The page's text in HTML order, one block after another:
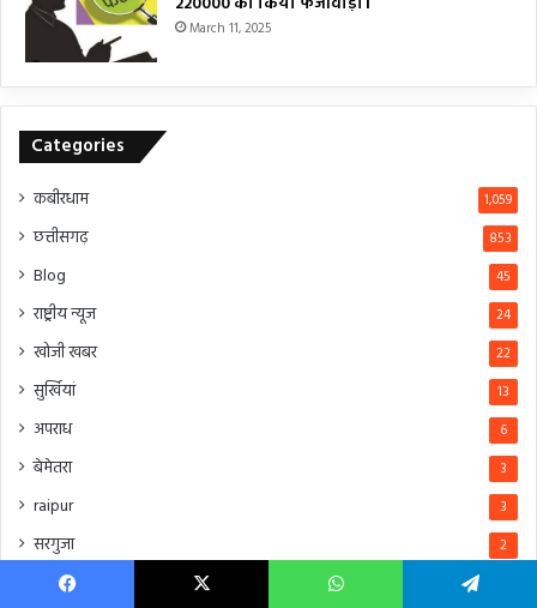
March 11, 2025
Categories
कबीरधाम 1,059
छत्तीसगढ़ 853
Blog 45
राष्ट्रीय न्यूज 24
खोजी खबर 22
सुर्खियां 13
अपराध 6
बेमेतरा 3
raipur 3
सरगुजा 2
बिलासपुर